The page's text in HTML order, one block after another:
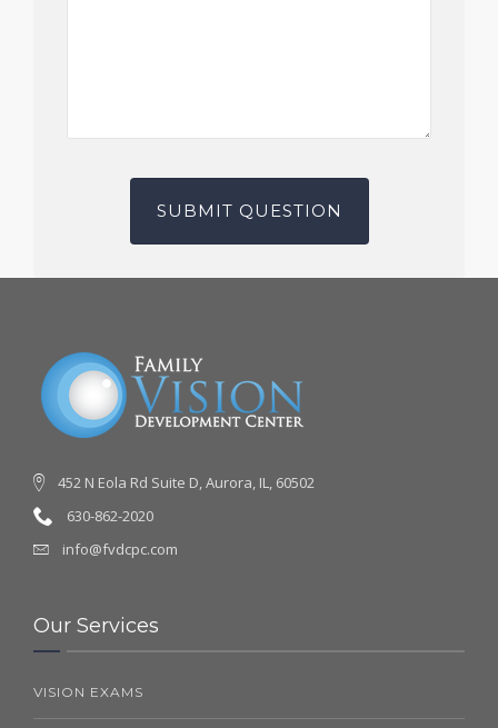
452 N Eola Rd Suite D, Aurora, IL, 60502
630-862-2020
info@fvdcpc.com
Our Services
VISION EXAMS